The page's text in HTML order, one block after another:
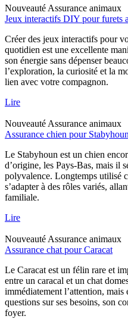
Nouveauté Assurance animaux
Jeux interactifs DIY pour furets
Créer des jeux interactifs pour
quotidien est une excellente
son énergie sans dépenser
l’exploration, la curiosité et la
lien avec votre compagnon.
Lire
Nouveauté Assurance animaux
Assurance chien pour Stabyhoun
Le Stabyhoun est un chien
d’origine, les Pays-Bas, mais il
polyvalence. Longtemps utilisé
s’adapter à des rôles variés,
familiale.
Lire
Nouveauté Assurance animaux
Assurance chat pour Caracat
Le Caracat est un félin rare et
entre un caracal et un chat
immédiatement l’attention, mais
questions sur ses besoins, son
foyer.